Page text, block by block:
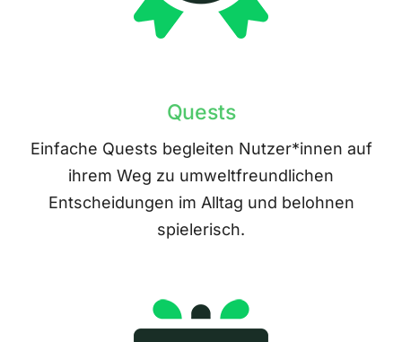
Quests
Einfache Quests begleiten Nutzer*innen auf
ihrem Weg zu umweltfreundlichen
Entscheidungen im Alltag und belohnen
spielerisch.